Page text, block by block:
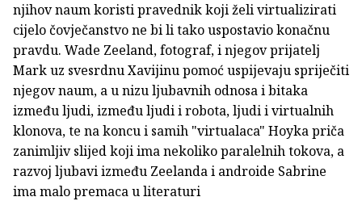
njihov naum koristi pravednik koji želi virtualizirati
cijelo čovječanstvo ne bi li tako uspostavio konačnu
pravdu. Wade Zeeland, fotograf, i njegov prijatelj
Mark uz svesrdnu Xavijinu pomoć uspijevaju spriječiti
njegov naum, a u nizu ljubavnih odnosa i bitaka
između ljudi, između ljudi i robota, ljudi i virtualnih
klonova, te na koncu i samih "virtualaca" Hoyka priča
zanimljiv slijed koji ima nekoliko paralelnih tokova, a
razvoj ljubavi između Zeelanda i androide Sabrine
ima malo premaca u literaturi